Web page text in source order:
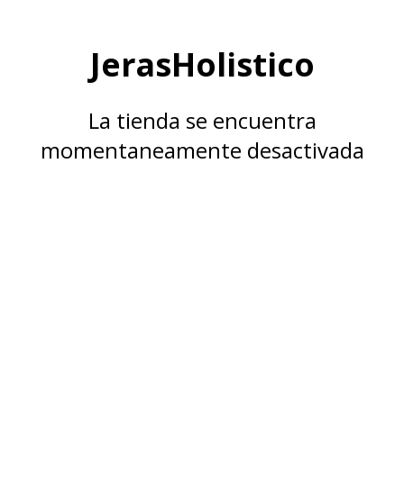
JerasHolistico
La tienda se encuentra
momentaneamente desactivada